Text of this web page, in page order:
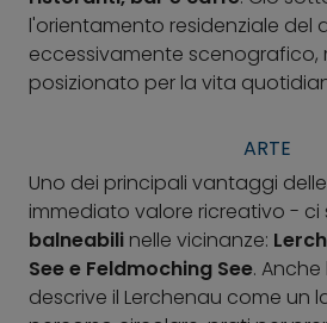
l'orientamento residenziale del
eccessivamente scenografico,
posizionato per la vita
ARTE
Uno dei principali vantaggi
immediato valore ricreativo - ci
balneabili nelle vicinanze:
See e Feldmoching See.
descrive il Lerchenau come un